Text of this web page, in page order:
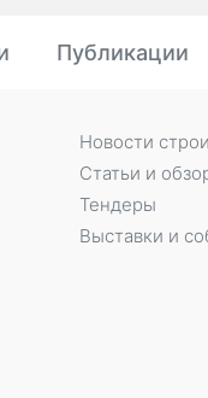
Публикации
Новости
Статьи и
Тендеры
Выставки и